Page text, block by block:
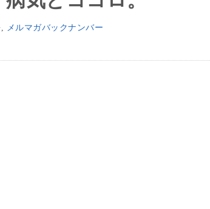
, メルマガバックナンバー